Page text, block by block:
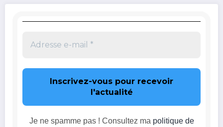
Je ne spamme pas ! Consultez ma politique de